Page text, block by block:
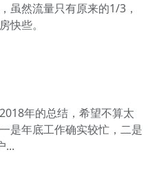
虽然流量只有原来的1/3，
快些。
年的总结，希望不算太
是年底工作确实较忙，二是
...